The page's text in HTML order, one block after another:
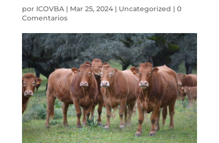
por ICOVBA| Mar 25, 2024| Uncategorized | 0
Comentarios